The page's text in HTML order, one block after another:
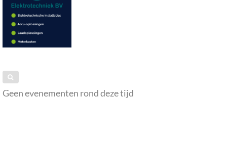
Geen evenementen rond deze tijd